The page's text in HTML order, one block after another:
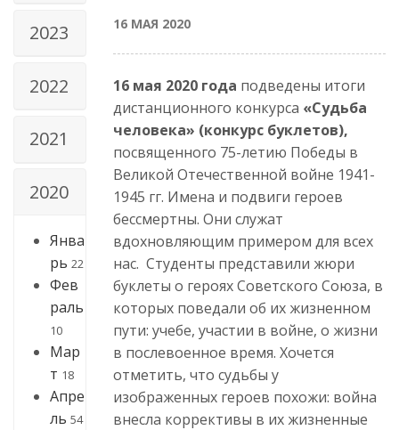
2023
2022
2021
2020
Янва
рь 22
Фев
раль
10
Мар
т 18
Апре
ль 54
16 МАЯ 2020
16 мая 2020 года подведены итоги
дистанционного конкурса «Судьба
человека» (конкурс буклетов),
посвященного 75-летию Победы в
Великой Отечественной войне 1941-
1945 гг. Имена и подвиги героев
бессмертны. Они служат
вдохновляющим примером для всех
нас. Студенты представили жюри
буклеты о героях Советского Союза, в
которых поведали об их жизненном
пути: учебе, участии в войне, о жизни
в послевоенное время. Хочется
отметить, что судьбы у
изображенных героев похожи: война
внесла коррективы в их жизненные